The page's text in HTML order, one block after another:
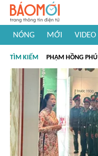
NÓNG MỚI VIDEO
#Khám phá thế giới
TÌM KIẾM PHẠM HỒNG PHÚ